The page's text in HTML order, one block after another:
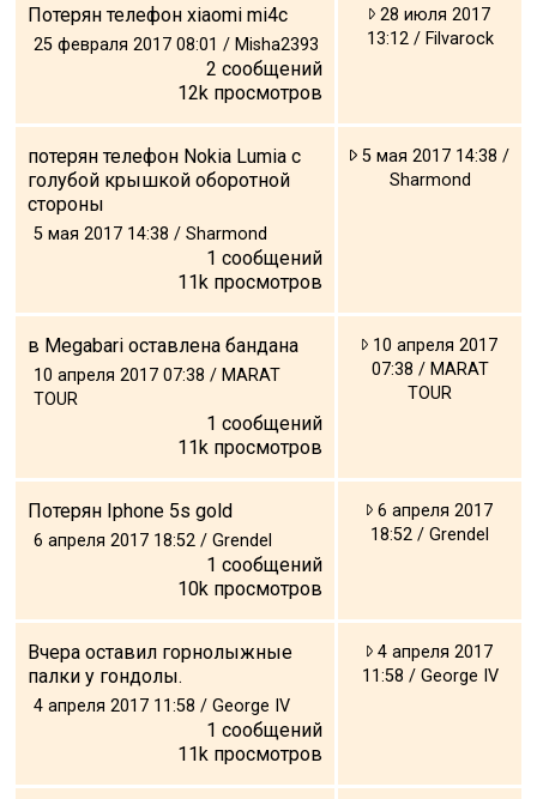
Потерян телефон xiaomi mi4c
25 февраля 2017 08:01 / Misha2393
2 сообщений
12k просмотров
28 июля 2017
13:12 / Filvarock
потерян телефон Nokia Lumia с
голубой крышкой оборотной
стороны
5 мая 2017 14:38 / Sharmond
1 сообщений
11k просмотров
5 мая 2017 14:38 /
Sharmond
в Megabari оставлена бандана
10 апреля 2017 07:38 / MARAT
TOUR
1 сообщений
11k просмотров
10 апреля 2017
07:38 / MARAT
TOUR
Потерян Iphone 5s gold
6 апреля 2017 18:52 / Grendel
1 сообщений
10k просмотров
6 апреля 2017
18:52 / Grendel
Вчера оставил горнолыжные
палки у гондолы.
4 апреля 2017 11:58 / George IV
1 сообщений
11k просмотров
4 апреля 2017
11:58 / George IV